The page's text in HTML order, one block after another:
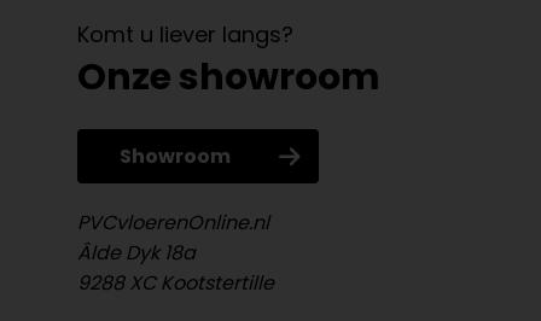
Komt u liever langs?
Onze showroom
Showroom
PVCvloerenOnline.nl
Âlde Dyk 18a
9288 XC Kootstertille